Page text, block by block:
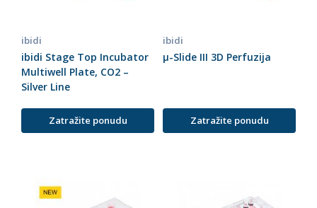
ibidi
ibidi Stage Top Incubator
Multiwell Plate, CO2 –
Silver Line
Zatražite ponudu
ibidi
µ-Slide III 3D Perfuzija
Zatražite ponudu